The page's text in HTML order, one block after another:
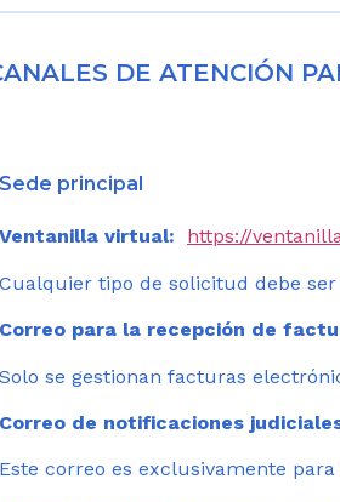
DE ATENCIÓN
Sede principal
Ventanilla virtual: https://
Cualquier tipo de solicitud debe ser
Correo para la recepción de
Solo se gestionan facturas
Correo de notificaciones
Este correo es exclusivamente para